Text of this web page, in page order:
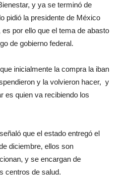
y ya se terminó de
pidió la presidente de México
por ello que el tema de abasto
de gobierno federal.
inicialmente la compra la iban
y la volvieron hacer, y
es quien va recibiendo los
que el estado entregó el
diciembre, ellos son
y se encargan de
centros de salud.